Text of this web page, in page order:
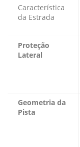
Característica
da Estrada
Proteção
Lateral
Geometria da
Pista